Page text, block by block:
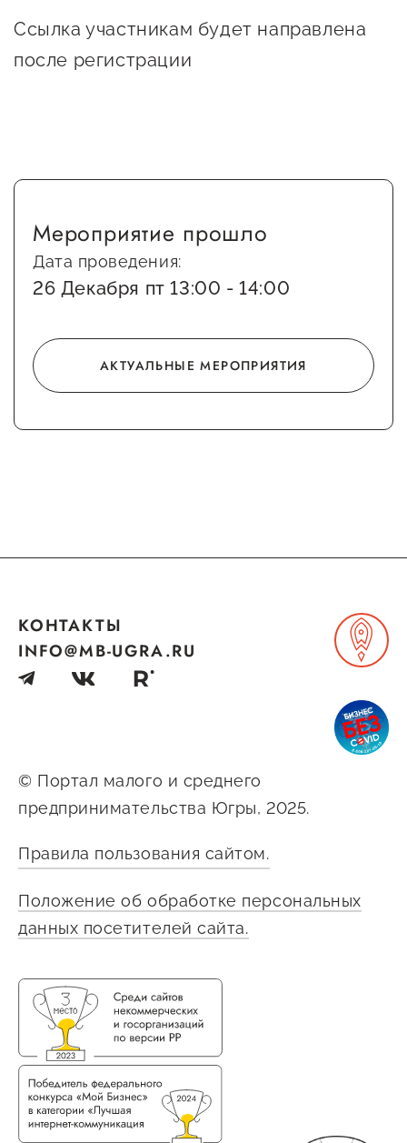
Проекты
Поддержка центра
Справочник
предпринимателя
Каталог маркетплейсов
Каталог креативной
продукции
Госзакупки для малого
бизнеса
Сообщить о нарушении
АвтоУСН
О фонде
Общая информация
Органы управления и надзора
Документы
Контакты
Вакансии
Ссылка участникам будет направлена
после регистрации
Мероприятие прошло
Дата проведения:
26 Декабря пт 13:00 - 14:00
АКТУАЛЬНЫЕ МЕРОПРИЯТИЯ
© Портал малого и среднего
предпринимательства Югры, 2025.
Правила пользования сайтом.
Положение об обработке персональных
данных посетителей сайта.
КОНТАКТЫ
INFO@MB-UGRA.RU